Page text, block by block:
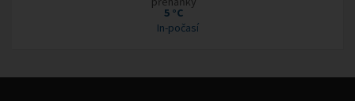
5 °C
In-počasí